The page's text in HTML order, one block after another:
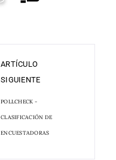
ARTÍCULO
SIGUIENTE
POLLCHECK -
CLASIFICACIÓN DE
ENCUESTADORAS